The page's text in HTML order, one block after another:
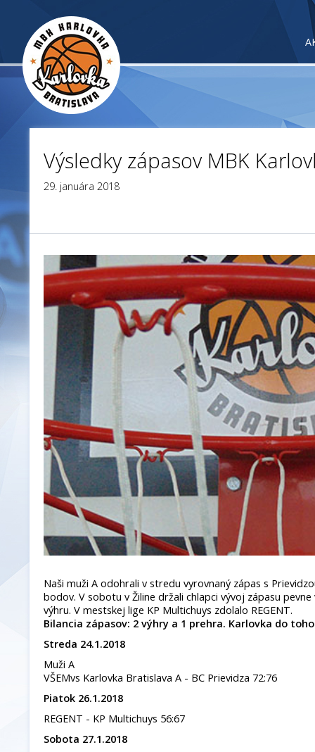
Výsledky zápasov MBK
29. januára 2018
Naši muži A odohrali v stredu vyrovnaný zápas s
bodov. V sobotu v Žiline držali chlapci vývoj zápasu pevne
výhru. V mestskej lige KP Multichuys zdolalo REGENT.
Bilancia zápasov: 2 výhry a 1 prehra. Karlovka do
Streda 24.1.2018
Muži A
VŠEMvs Karlovka Bratislava A - BC Prievidza 72:76
Piatok 26.1.2018
REGENT - KP Multichuys 56:67
Sobota 27.1.2018